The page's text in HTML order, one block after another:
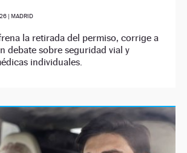
| MADRID
la retirada del permiso, corrige a
debate sobre seguridad vial y
individuales.